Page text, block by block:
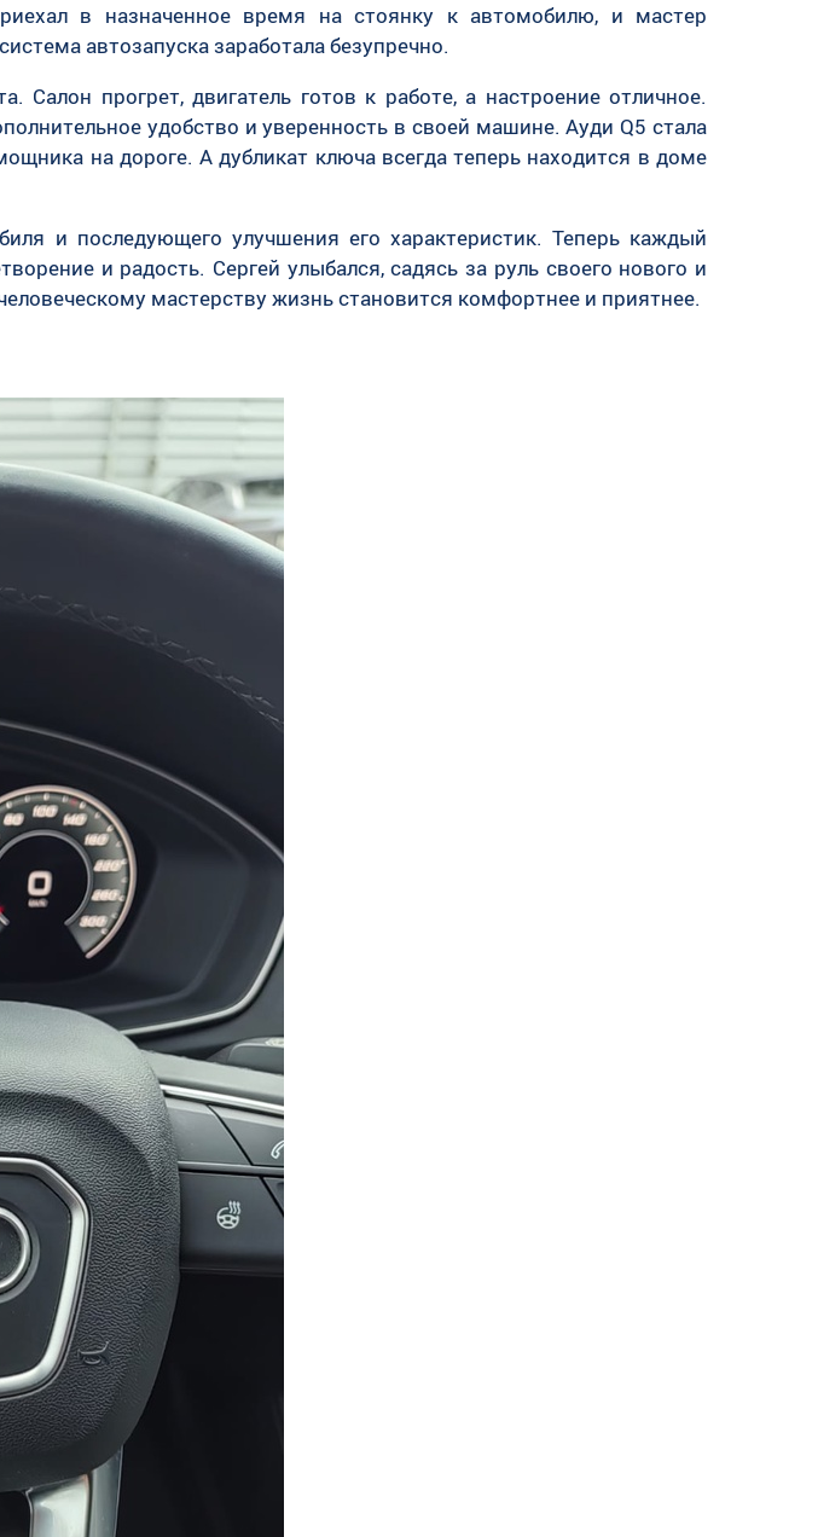
в назначенное время на стоянку к автомобилю, и мастер
автозапуска заработала безупречно.
прогрет, двигатель готов к работе, а настроение отличное.
удобство и уверенность в своей машине. Ауди Q5 стала
на дороге. А дубликат ключа всегда теперь находится в доме
и последующего улучшения его характеристик. Теперь каждый
и радость. Сергей улыбался, садясь за руль своего нового и
мастерству жизнь становится комфортнее и приятнее.